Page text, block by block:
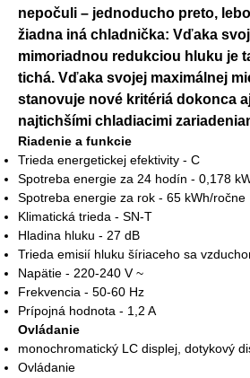
nepočuli – jednoducho preto,
žiadna iná chladnička: Vďaka
mimoriadnou redukciou hluku je
tichá. Vďaka svojej maximálnej
stanovuje nové kritériá dokonca
najtichšími chladiacimi
Riadenie a funkcie
Trieda energetickej efektivity - C
Spotreba energie za 24 hodín - 0,178
Spotreba energie za rok - 65 kWh/ročne
Klimatická trieda - SN-T
Hladina hluku - 27 dB
Trieda emisií hluku šíriaceho sa
Napätie - 220-240 V ~
Frekvencia - 50-60 Hz
Prípojná hodnota - 1,2 A
Ovládanie
monochromatický LC displej, dotykový
Ovládanie